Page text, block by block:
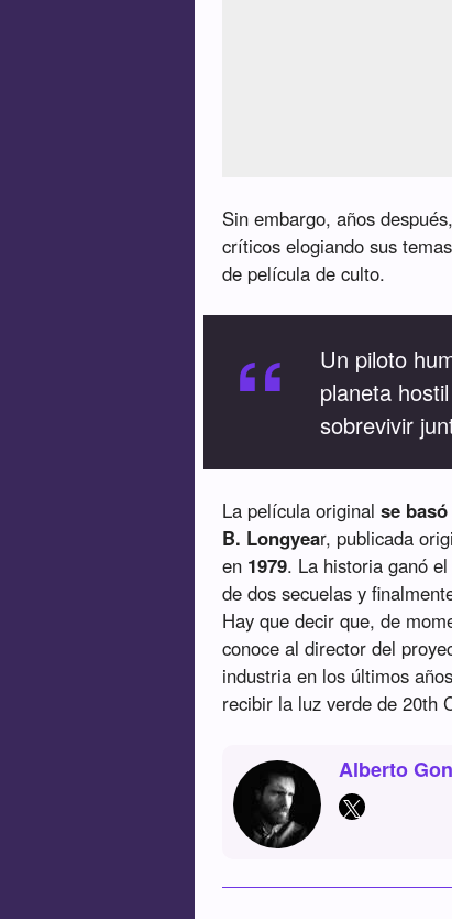
Sin embargo, años
críticos elogiando sus
de película de culto.
“
Un piloto
planeta
sobrevivir
La película originalse
B. Longyear, publicada
en 1979. La historia ganó
de dos secuelas y
Hay que decir que, de
conoce al director del
industria en los últimos
recibir la luz verde de 20th
Alberto